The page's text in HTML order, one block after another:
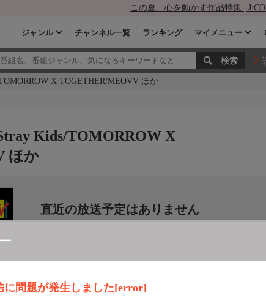
この夏、心を動かす作品特集 |
ジャンル チャンネル一覧 ランキング マイメニュー
X TOGETHER/MEOVV ほか
に問題が発生しました[error]
Kids/TOMORROW X
ほか
直近の放送予定はありません